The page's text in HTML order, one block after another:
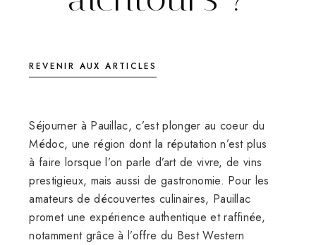
REVENIR AUX ARTICLES
Séjourner à Pauillac, c’est plonger au coeur du
Médoc, une région dont la réputation n’est plus
à faire lorsque l’on parle d’art de vivre, de vins
prestigieux, mais aussi de gastronomie. Pour les
amateurs de découvertes culinaires, Pauillac
promet une expérience authentique et raffinée,
notamment grâce à l’offre du Best Western